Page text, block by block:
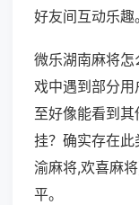
好友间互动乐趣。
微乐湖南麻将
戏中遇到部分
至好像能看到
挂？确实存在
渝麻将,欢喜麻
平。